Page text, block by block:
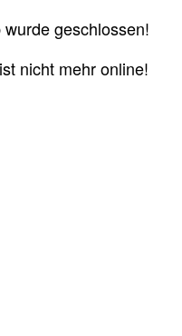
geschlossen!
nicht mehr online!